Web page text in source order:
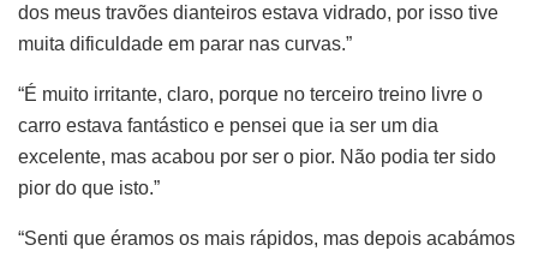
dos meus travões dianteiros estava vidrado, por isso tive
muita dificuldade em parar nas curvas.”
“É muito irritante, claro, porque no terceiro treino livre o
carro estava fantástico e pensei que ia ser um dia
excelente, mas acabou por ser o pior. Não podia ter sido
pior do que isto.”
“Senti que éramos os mais rápidos, mas depois acabámos